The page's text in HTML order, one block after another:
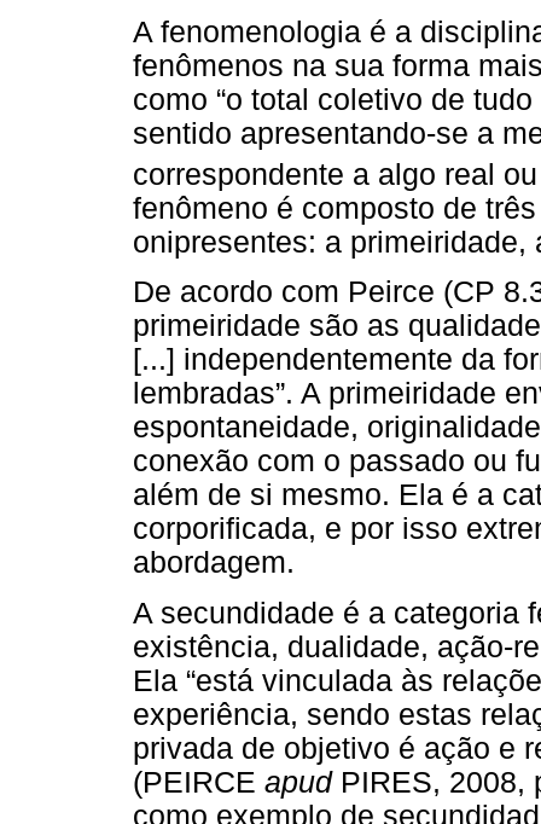
A fenomenologia é a
fenômenos na sua forma
como “o total coletivo de
sentido apresentando-se a
correspondente a algo real
fenômeno é composto de
onipresentes: a
De acordo com Peirce (CP
primeiridade são as
[...] independentemente da
lembradas”. A primeiridade
espontaneidade,
conexão com o passado ou
além de si mesmo. Ela é a
corporificada, e por isso
abordagem.
A secundidade é a categoria
existência, dualidade, ação-
Ela “está vinculada às
experiência, sendo estas
privada de objetivo é ação e
(PEIRCE apudPIRES, 2008,
como exemplo de